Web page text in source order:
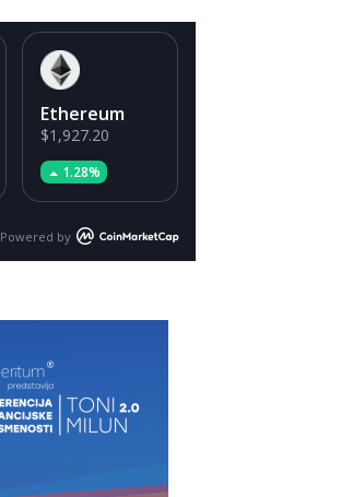
Ethereum
$1,927.20
1.28%
Powered by